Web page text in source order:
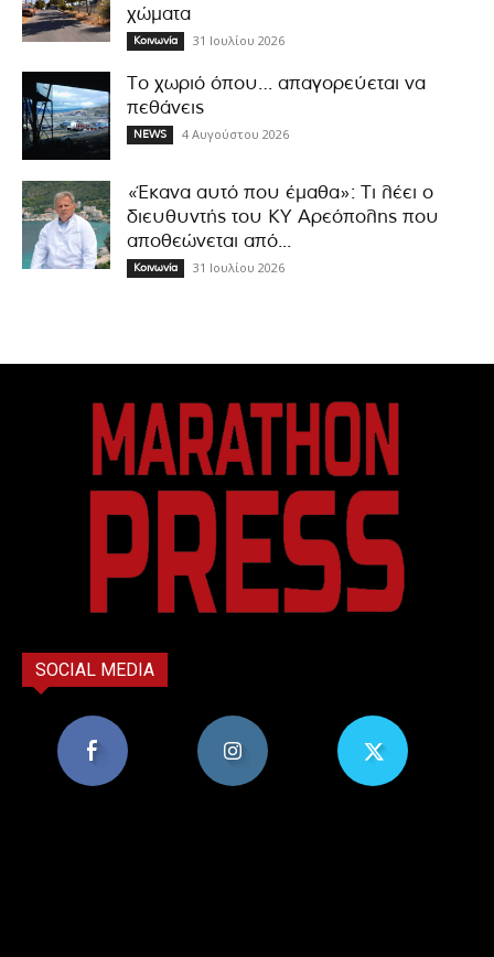
χώματα
Κοινωνία 31 Ιουλίου 2026
Το χωριό όπου… απαγορεύεται να
πεθάνεις
NEWS 4 Αυγούστου 2026
«Έκανα αυτό που έμαθα»: Τι λέει ο
διευθυντής του ΚΥ Αρεόπολης που
αποθεώνεται από...
Κοινωνία 31 Ιουλίου 2026
SOCIAL MEDIA